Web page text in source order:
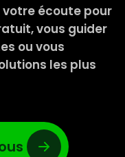
votre écoute pour
vous guider
ou vous
les plus